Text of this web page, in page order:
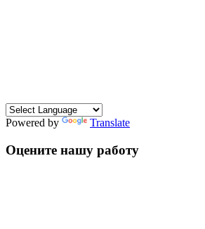
Powered by Translate
Оцените нашу работу